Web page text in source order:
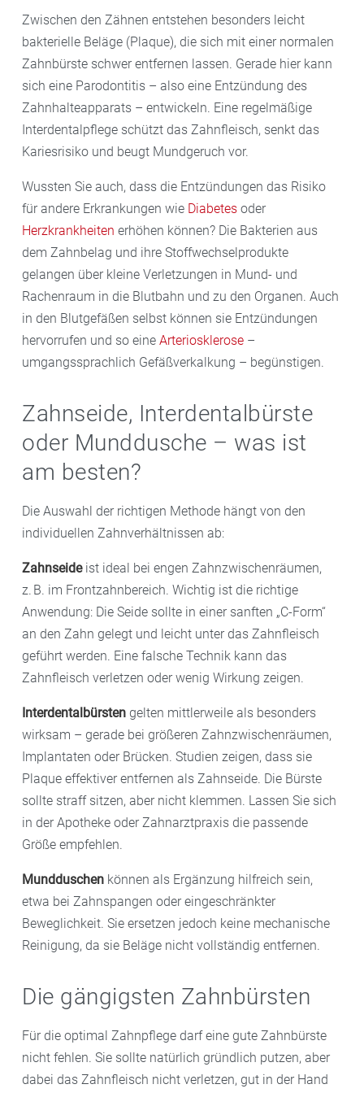
Zwischen den Zähnen entstehen besonders leicht
bakterielle Beläge (Plaque), die sich mit einer normalen
Zahnbürste schwer entfernen lassen. Gerade hier kann
sich eine Parodontitis – also eine Entzündung des
Zahnhalteapparats – entwickeln. Eine regelmäßige
Interdentalpflege schützt das Zahnfleisch, senkt das
Kariesrisiko und beugt Mundgeruch vor.
Wussten Sie auch, dass die Entzündungen das Risiko
für andere Erkrankungen wie Diabetes oder
Herzkrankheiten erhöhen können? Die Bakterien aus
dem Zahnbelag und ihre Stoffwechselprodukte
gelangen über kleine Verletzungen in Mund- und
Rachenraum in die Blutbahn und zu den Organen. Auch
in den Blutgefäßen selbst können sie Entzündungen
hervorrufen und so eine Arteriosklerose –
umgangssprachlich Gefäßverkalkung – begünstigen.
Zahnseide, Interdentalbürste
oder Munddusche – was ist
am besten?
Die Auswahl der richtigen Methode hängt von den
individuellen Zahnverhältnissen ab:
Zahnseideist ideal bei engen Zahnzwischenräumen,
z. B. im Frontzahnbereich. Wichtig ist die richtige
Anwendung: Die Seide sollte in einer sanften „C-Form“
an den Zahn gelegt und leicht unter das Zahnfleisch
geführt werden. Eine falsche Technik kann das
Zahnfleisch verletzen oder wenig Wirkung zeigen.
Interdentalbürsten gelten mittlerweile als besonders
wirksam – gerade bei größeren Zahnzwischenräumen,
Implantaten oder Brücken. Studien zeigen, dass sie
Plaque effektiver entfernen als Zahnseide. Die Bürste
sollte straff sitzen, aber nicht klemmen. Lassen Sie sich
in der Apotheke oder Zahnarztpraxis die passende
Größe empfehlen.
Mundduschen können als Ergänzung hilfreich sein,
etwa bei Zahnspangen oder eingeschränkter
Beweglichkeit. Sie ersetzen jedoch keine mechanische
Reinigung, da sie Beläge nicht vollständig entfernen.
Die gängigsten Zahnbürsten
Für die optimal Zahnpflege darf eine gute Zahnbürste
nicht fehlen. Sie sollte natürlich gründlich putzen, aber
dabei das Zahnfleisch nicht verletzen, gut in der Hand